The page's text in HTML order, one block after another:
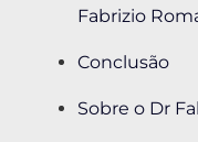
Fabrizio
Conclusão
Sobre o Dr